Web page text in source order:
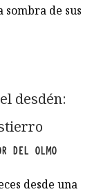
sombra de sus
desdén:
DEL OLMO
desde una